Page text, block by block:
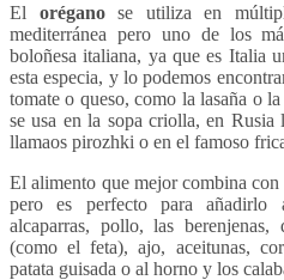
El oréganose utiliza en
mediterránea pero uno de los
boloñesa italiana, ya que es Italia
esta especia, y lo podemos
tomate o queso, como la lasaña o
se usa en la sopa criolla, en Rusia
llamaos pirozhki o en el famoso
El alimento que mejor combina
pero es perfecto para añadirlo
alcaparras, pollo, las berenjenas,
(como el feta), ajo, aceitunas,
patata guisada o al horno y los